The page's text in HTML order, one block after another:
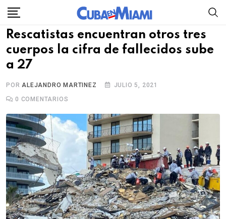
Skip
content
Rescatistas encuentran otros tres
cuerpos la cifra de fallecidos sube
a 27
PORALEJANDRO MARTINEZ
JULIO 5, 2021
0 COMENTARIOS